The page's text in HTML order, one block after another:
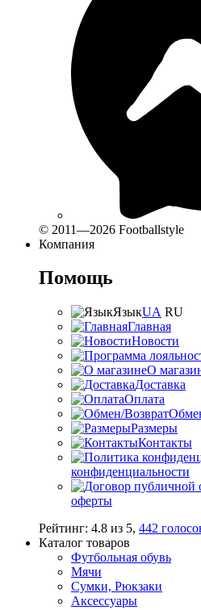
© 2011—2026 Footballstyle
Компания
Помощь
ЯзыкUA RU
Главная
Новости
О
Доставка
Оплата
Размеры
Контакты
конфиденциальности
оферты
Рейтинг: 4.8 из 5, 442
Каталог товаров
Футбольная обувь
Мячи
Сумки, Рюкзаки
Аксессуары